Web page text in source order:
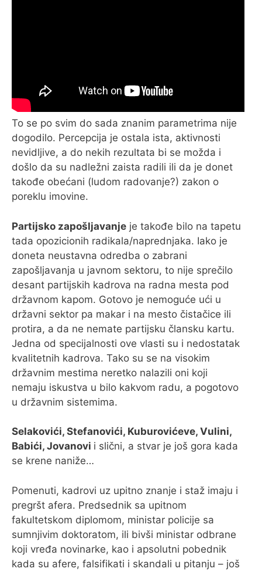
To se po svim do sada znanim parametrima nije
dogodilo. Percepcija je ostala ista, aktivnosti
nevidljive, a do nekih rezultata bi se možda i
došlo da su nadležni zaista radili ili da je donet
takođe obećani (ludom radovanje?) zakon o
poreklu imovine.
Partijsko zapošljavanje je takođe bilo na tapetu
tada opozicionih radikala/naprednjaka. Iako je
doneta neustavna odredba o zabrani
zapošljavanja u javnom sektoru, to nije sprečilo
desant partijskih kadrova na radna mesta pod
državnom kapom. Gotovo je nemoguće ući u
državni sektor pa makar i na mesto čistačice ili
protira, a da ne nemate partijsku člansku kartu.
Jedna od specijalnosti ove vlasti su i nedostatak
kvalitetnih kadrova. Tako su se na visokim
državnim mestima neretko nalazili oni koji
nemaju iskustva u bilo kakvom radu, a pogotovo
u državnim sistemima.
Selakovići, Stefanovići, Kuburovićeve, Vulini,
Babići, Jovanovi i slični, a stvar je još gora kada
se krene naniže…
Pomenuti, kadrovi uz upitno znanje i staž imaju i
pregršt afera. Predsednik sa upitnom
fakultetskom diplomom, ministar policije sa
sumnjivim doktoratom, ili bivši ministar odbrane
koji vređa novinarke, kao i apsolutni pobednik
kada su afere, falsifikati i skandali u pitanju – još